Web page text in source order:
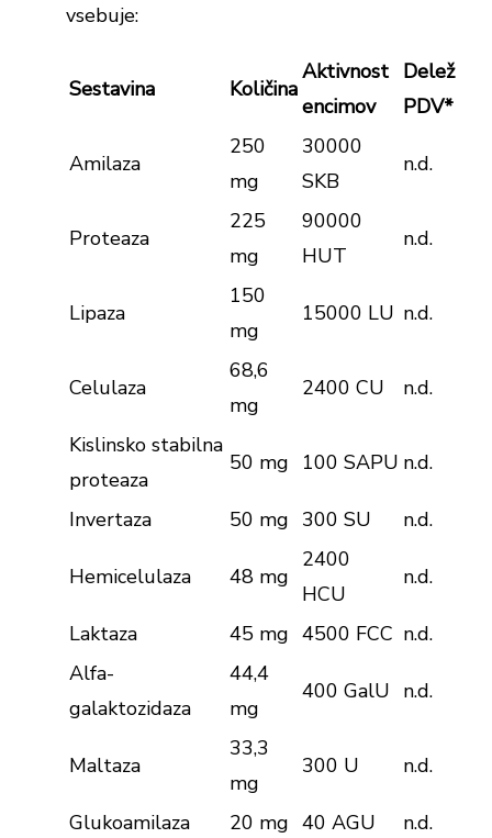
vsebuje:
Sestavina Količina
Aktivnost
encimov
Delež
PDV*
Amilaza
250
mg
30000
SKB
n.d.
Proteaza
225
mg
90000
HUT
n.d.
Lipaza
150
mg
15000 LU n.d.
Celulaza
68,6
mg
2400 CU n.d.
Kislinsko stabilna
proteaza
50 mg 100 SAPU n.d.
Invertaza 50 mg 300 SU n.d.
Hemicelulaza 48 mg
2400
HCU
n.d.
Laktaza 45 mg 4500 FCC n.d.
Alfa-
galaktozidaza
44,4
mg
400 GalU n.d.
Maltaza
33,3
mg
300 U n.d.
Glukoamilaza 20 mg 40 AGU
n.d.